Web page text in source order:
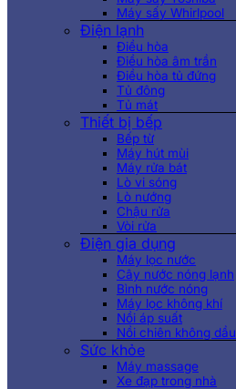
Máy sấy Whirlpool
Điện lạnh
Điều hòa
Điều hòa âm trần
Điều hòa tủ đứng
Tủ đông
Tủ mát
Thiết bị bếp
Bếp từ
Máy hút mùi
Máy rửa bát
Lò vi sóng
Lò nướng
Chậu rửa
Vòi rửa
Điện gia dụng
Máy lọc nước
Cây nước nóng lạnh
Bình nước nóng
Máy lọc không khí
Nồi áp suất
Nồi chiên không dầu
Sức khỏe
Máy massage
Xe đạp trong nhà